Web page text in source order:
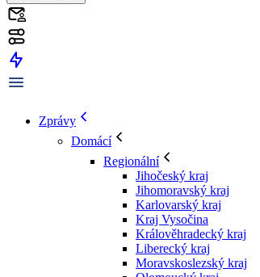
Zprávy
Domácí
Regionální
Jihočeský kraj
Jihomoravský kraj
Karlovarský kraj
Kraj Vysočina
Králověhradecký kraj
Liberecký kraj
Moravskoslezský kraj